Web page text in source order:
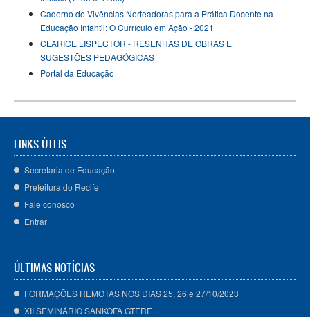
Caderno de Vivências Norteadoras para a Prática Docente na
Educação Infantil: O Currículo em Ação - 2021
CLARICE LISPECTOR - RESENHAS DE OBRAS E
SUGESTÕES PEDAGÓGICAS
Portal da Educação
LINKS ÚTEIS
Secretaria de Educação
Prefeitura do Recife
Fale conosco
Entrar
ÚLTIMAS NOTÍCIAS
FORMAÇÕES REMOTAS NOS DIAS 25, 26 e 27/10/2023
XII SEMINÁRIO SANKOFA GTERÊ